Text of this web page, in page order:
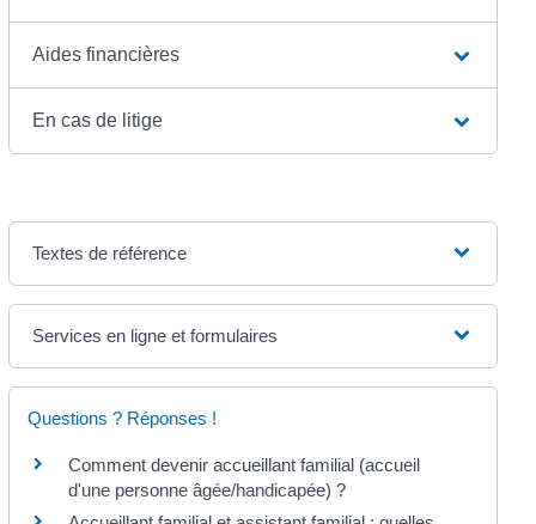
Aides financières
En cas de litige
Textes de référence
Services en ligne et formulaires
Questions ? Réponses !
Comment devenir accueillant familial (accueil
d'une personne âgée/handicapée) ?